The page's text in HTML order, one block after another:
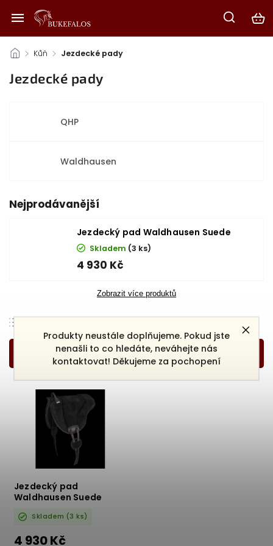
Produkty neustále doplňujeme. Pokud jste
nenašli to co hledáte, neváhejte nás
kontaktovat! Děkujeme za pochopení
/ Kůň / Jezdecké pady
Jezdecké pady
QHP
Waldhausen
Nejprodávanější
Jezdecký pad Waldhausen Suede
Skladem (3 ks)
4 930 Kč
Zobrazit více produktů
Nejlevnější
Nejdražší
Nejprodávanější
Abecedně
Jezdecký pad
Waldhausen Suede
Skladem (3 ks)
4 930 Kč